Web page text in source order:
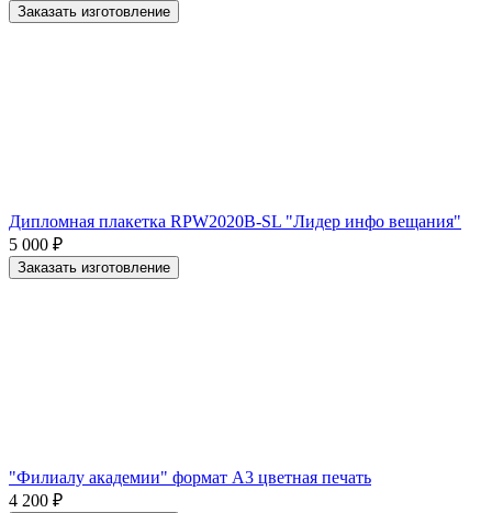
Заказать изготовление
Дипломная плакетка RPW2020B-SL "Лидер инфо вещания"
5 000 ₽
Заказать изготовление
"Филиалу академии" формат А3 цветная печать
4 200 ₽